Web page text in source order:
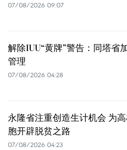
07/08/2026 09:07
解除IUU“黄牌”警告：同塔省
管理
07/08/2026 04:28
永隆省注重创造生计机会 为
胞开辟脱贫之路
07/08/2026 04:23